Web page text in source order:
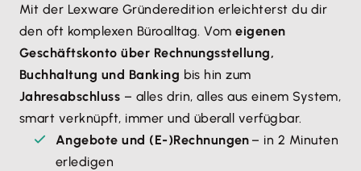
Mit der Lexware Gründeredition erleichterst du dir
den oft komplexen Büroalltag. Vomeigenen
Geschäftskonto über Rechnungsstellung,
Buchhaltung und Banking bis hin zum
Jahresabschluss – alles drin, alles aus einem System,
smart verknüpft, immer und überall verfügbar.
Angebote und (E-)Rechnungen – in 2 Minuten
erledigen